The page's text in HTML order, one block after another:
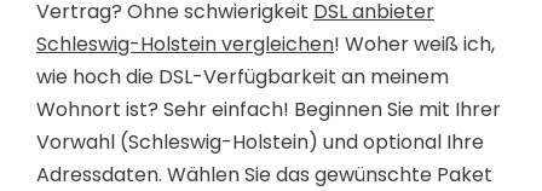
Vertrag? Ohne schwierigkeit DSL anbieter
Schleswig-Holstein vergleichen! Woher weiß ich,
wie hoch die DSL-Verfügbarkeit an meinem
Wohnort ist? Sehr einfach! Beginnen Sie mit Ihrer
Vorwahl (Schleswig-Holstein) und optional Ihre
Adressdaten. Wählen Sie das gewünschte Paket